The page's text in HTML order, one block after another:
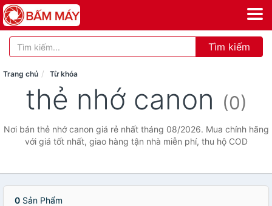
Tìm kiếm
Trang chủ Từ khóa
thẻ nhớ canon (0)
Nơi bán thẻ nhớ canon giá rẻ nhất tháng 08/2026. Mua chính hãng
với giá tốt nhất, giao hàng tận nhà miễn phí, thu hộ COD
0 Sản Phẩm